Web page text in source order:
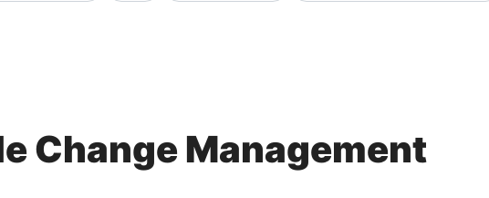
Change Management